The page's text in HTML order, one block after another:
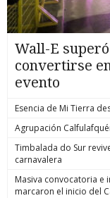
Wall-E
convertirse
evento
Esencia de Mi Tierra
Agrupación
Timbalada do Sur
carnavalera
Masiva convocatoria e
marcaron el inicio del